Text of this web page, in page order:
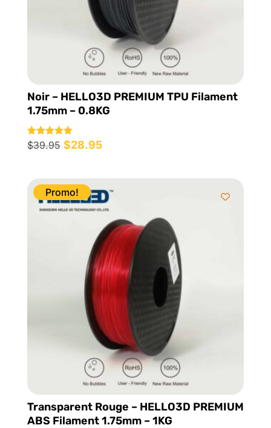
Noir – HELLO3D PREMIUM TPU Filament
1.75mm – 0.8KG
Note
5.00
$39.95 Le
initial
était :
$39.95.
$28.95Le
actuel
est :
$28.95.
Promo!
Transparent Rouge – HELLO3D PREMIUM
ABS Filament 1.75mm – 1KG